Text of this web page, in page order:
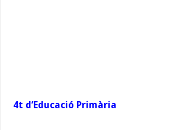
4t d’Educació Primària